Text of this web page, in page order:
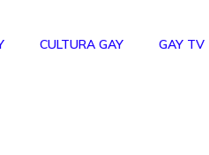
CULTURA GAY GAY TV